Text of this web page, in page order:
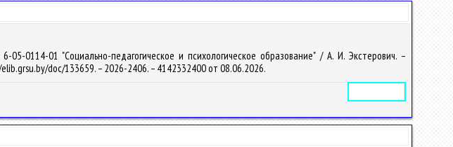
0114-01 "Социально-педагогическое и психологическое образование" / А. И. Экстерович. –
doc/133659. – 2026-2406. – 4142332400 от 08.06.2026.